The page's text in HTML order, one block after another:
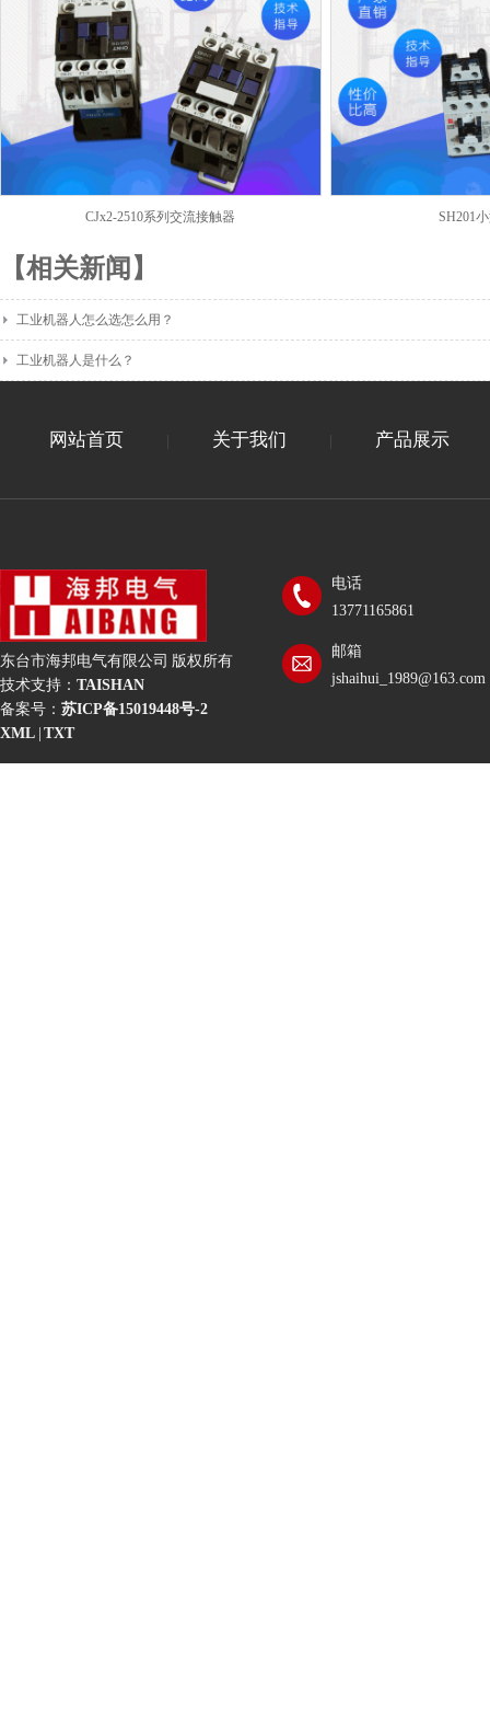
CJx2-2510系列交流接触器 SH201
【相关新闻】
工业机器人怎么选怎么用？
工业机器人是什么？
网站首页 关于我们 产品展示
东台市海邦电气有限公司 版权所有
技术支持： TAISHAN
备案号： 苏ICP备15019448号-2
XML TXT
电话
13771165861
邮箱
jshaihui_1989@163.com